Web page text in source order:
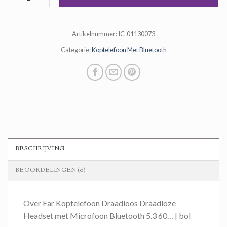
€ 56,00.€ 37,00.
Artikelnummer:IC-01130073
Categorie:Koptelefoon Met Bluetooth
BESCHRIJVING
BEOORDELINGEN (0)
Over Ear Koptelefoon Draadloos Draadloze
Headset met Microfoon Bluetooth 5.3 60… | bol